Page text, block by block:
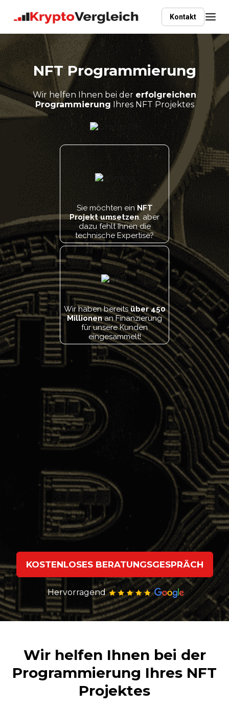
Kontakt
NFT Programmierung
Wir helfen Ihnen bei der erfolgreichen
Programmierung Ihres NFT Projektes
Sie möchten ein NFT
Projekt umsetzen, aber
dazu fehlt Ihnen die
technische Expertise?
Wir haben bereitsüber 450
Millionenan Finanzierung
für unsere Kunden
eingesammelt!
KOSTENLOSES BERATUNGSGESPRÄCH
Hervorragend
Wir helfen Ihnen bei der
Programmierung Ihres NFT
Projektes